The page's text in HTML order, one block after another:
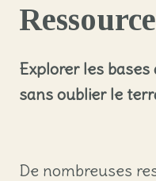
Explorer les
sans oublier le
De nombreuses